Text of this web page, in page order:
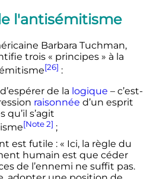
l'antisémitisme
Barbara Tuchman,
trois « principes » à la
[26] :
de la logique – c’est-
raisonnée d’un esprit
qu’il s’agit
[Note 2] ;
est futile : « Ici, la règle du
humain est que céder
de l’ennemi ne suffit pas.